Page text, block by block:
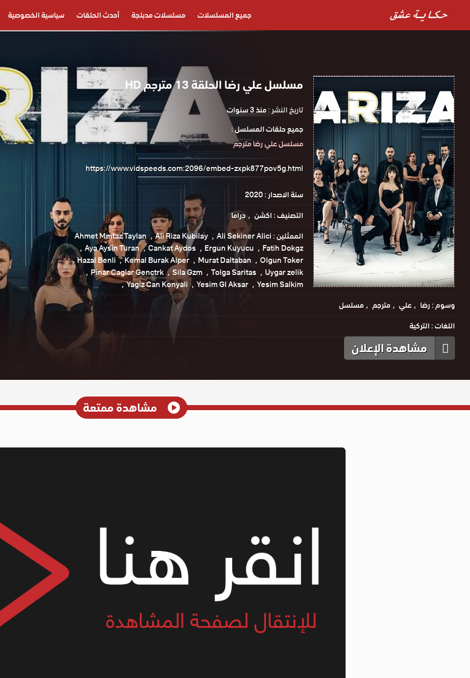
جميع المسلسلات مسلسلات مدبلجة أحدث الحلقات سياسية الخصوصية
مسلسل علي رضا الحلقة 13 مترجم HD
تاريخ النشر :منذ 3 سنوات
جميع حلقات المسلسل :
مسلسل علي رضا مترجم
https://www.vidspeeds.com:2096/embed-zxpk877pov5g.html
سنة الاصدار :2020
التصنيف :اكشن
دراما
الممثلين :
Ahmet Mmtaz Taylan Ali Riza Kubilay
Ali Sekiner Alici
Aya Aysin Turan
Cankat Aydos Ergun Kuyucu
Fatih Dokgz
Hazal Benli
Kemal Burak Alper Murat Daltaban
Olgun Toker
Pinar Caglar Genctrk
Sila Gzm Tolga Saritas
Uygar zelik
Yagiz Can Konyali
Yesim Gl Aksar
Yesim Salkim
وسوم :رضا علي مترجم
مسلسل
اللغات :التركية
مشاهدة الإعلان
مشاهدة ممتعة